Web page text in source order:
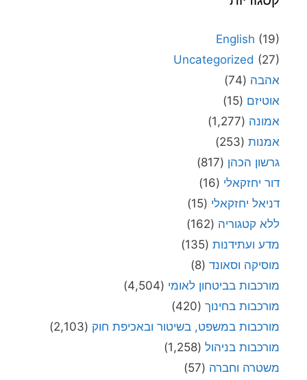
English (19)
Uncategorized (27)
אהבה (74)
אוטיזם (15)
אמונה (1,277)
אמנות (253)
גרשון הכהן (817)
דור יחזקאלי (16)
דניאל יחזקאלי (15)
ללא קטגוריה (162)
מדע ועתידנות (135)
מוסיקה וסאונד (8)
מורכבות בביטחון לאומי (4,504)
מורכבות בחינוך (420)
מורכבות במשפט, בשיטור ובאכיפת חוק (2,103)
מורכבות בניהול (1,258)
משטרה וחברה (57)